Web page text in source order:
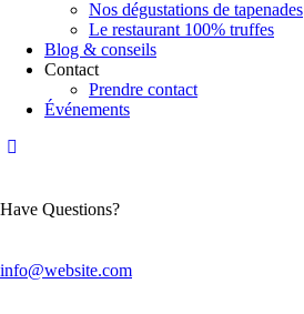
Nos dégustations de tapenades
Le restaurant 100% truffes
Blog & conseils
Contact
Prendre contact
Événements
Have Questions?
info@website.com